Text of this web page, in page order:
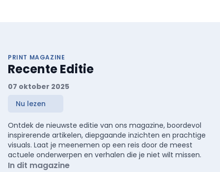
PRINT MAGAZINE
Recente Editie
07 oktober 2025
Nu lezen
Ontdek de nieuwste editie van ons magazine, boordevol
inspirerende artikelen, diepgaande inzichten en prachtige
visuals. Laat je meenemen op een reis door de meest
actuele onderwerpen en verhalen die je niet wilt missen.
In dit magazine